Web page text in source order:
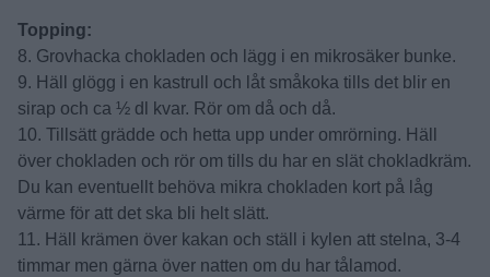
Topping:
8. Grovhacka chokladen och lägg i en mikrosäker bunke.
9. Häll glögg i en kastrull och låt småkoka tills det blir en
sirap och ca ½ dl kvar. Rör om då och då.
10. Tillsätt grädde och hetta upp under omrörning. Häll
över chokladen och rör om tills du har en slät chokladkräm.
Du kan eventuellt behöva mikra chokladen kort på låg
värme för att det ska bli helt slätt.
11. Häll krämen över kakan och ställ i kylen att stelna, 3-4
timmar men gärna över natten om du har tålamod.